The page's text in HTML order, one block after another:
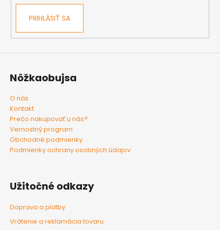
PRIHLÁSIŤ SA
Nôžkaobujsa
O nás
Kontakt
Prečo nakupovať u nás?
Vernostný program
Obchodné podmienky
Podmienky ochrany osobných údajov
Užitočné odkazy
Doprava a platby
Vrátenie a reklamácia tovaru